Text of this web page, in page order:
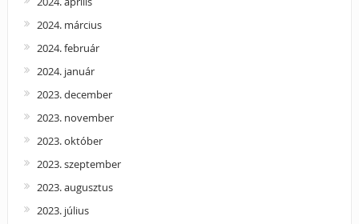
2024. március
2024. február
2024. január
2023. december
2023. november
2023. október
2023. szeptember
2023. augusztus
2023. július